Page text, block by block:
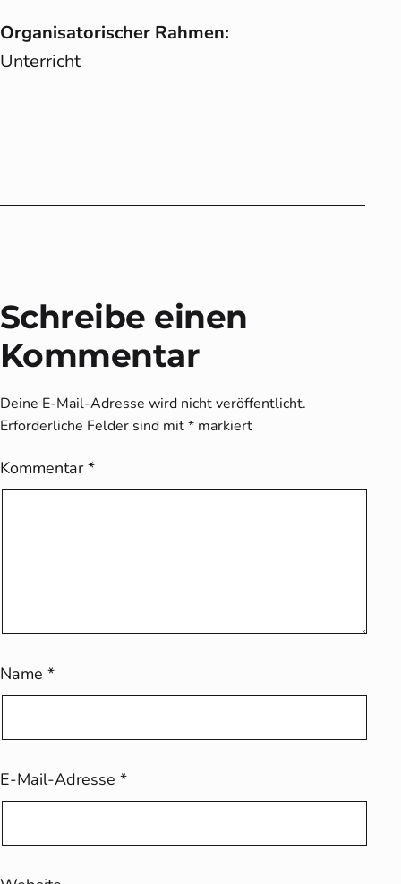
Organisatorischer Rahmen:
Unterricht
Schreibe einen
Kommentar
Deine E-Mail-Adresse wird nicht veröffentlicht.
Erforderliche Felder sind mit* markiert
Kommentar*
Name *
E-Mail-Adresse *